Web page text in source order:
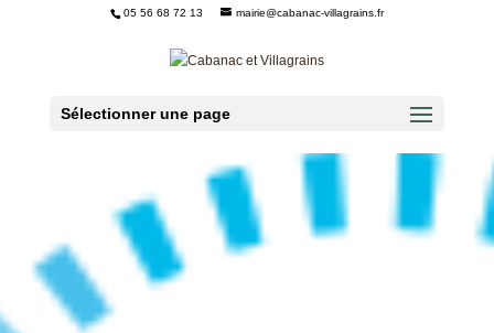
05 56 68 72 13 mairie@cabanac-villagrains.fr
Sélectionner une page